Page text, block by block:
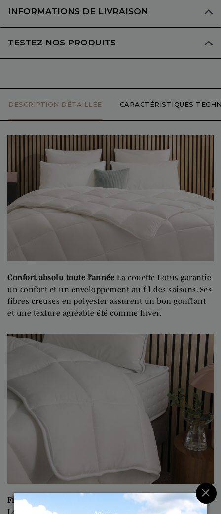
INFORMATIONS DE LIVRAISON
TESTEZ NOS PRODUITS
DESCRIPTION DÉTAILLÉE CARACTÉRISTIQUES
Confort absolu toute l’année La couette Lotus garantie
un confort et un enveloppement au fil des saisons. Ses
fibres creuses en polyester assurent un bon gonflant
et une texture agréable été comme hiver.
Finitions durables
Le piquage carreaux de la couette
Lotus maintient parfaitement les fibres en place. La
×